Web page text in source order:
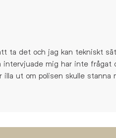
ta det och jag kan tekniskt
intervjuade mig har inte frågat
ut om polisen skulle stanna